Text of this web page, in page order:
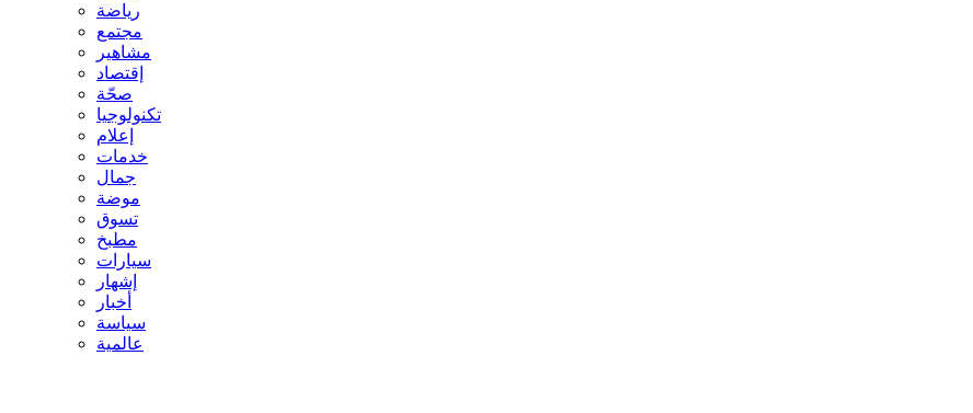
رياضة
مجتمع
مشاهير
إقتصاد
صحّة
تكنولوجيا
إعلام
خدمات
جمال
موضة
تسوق
مطبخ
سيارات
إشهار
أخبار
سياسة
عالمية